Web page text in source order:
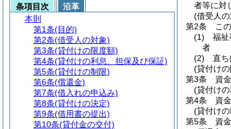
者等に対
(借受人
第2条
こ
(1)
福祉
者
(2)
直ち
(貸付け
第3条
資
(貸付け
第4条
資
(貸付け
第5条
資
条項目次
沿革
本則
第1条(目的)
第2条(借受人の対象)
第3条(貸付けの限度額)
第4条(貸付けの利息、担保及び保証)
第5条(貸付けの制限)
第6条(償還金)
第7条(借入れの申込み)
第8条(貸付けの決定)
第9条(借用書の提出)
第10条(貸付金の交付)